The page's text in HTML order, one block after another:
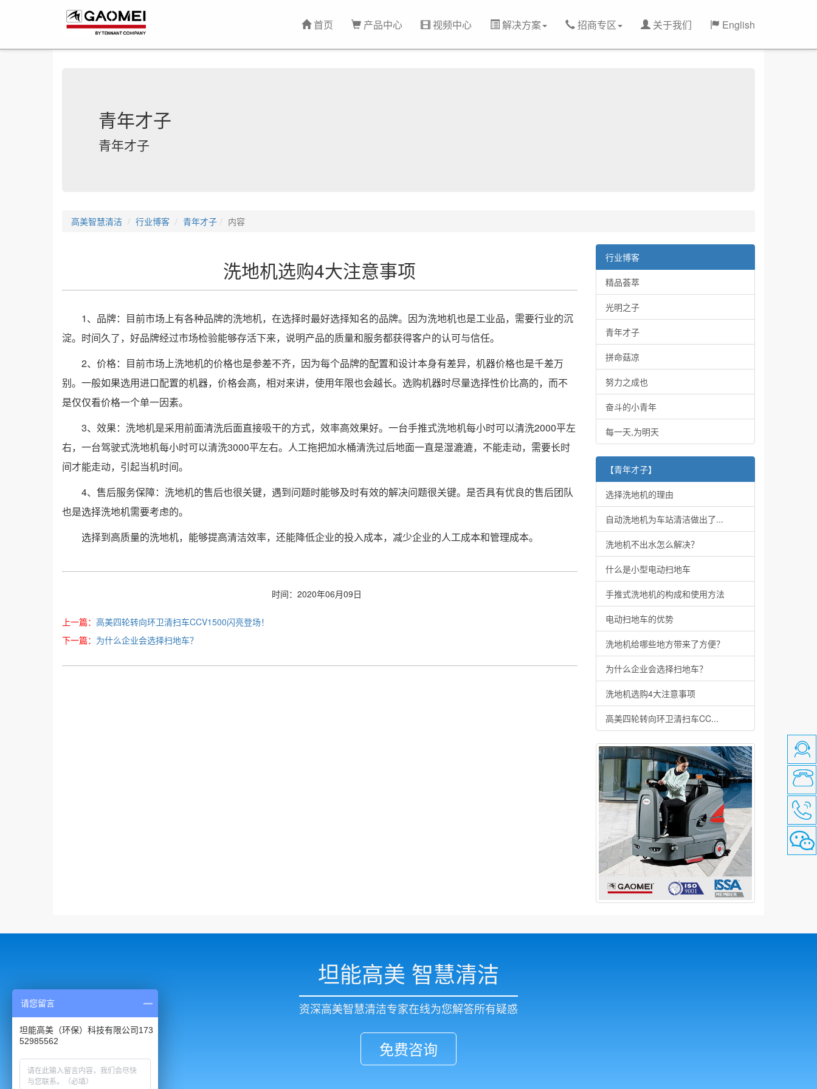
首页 产品中心 视频中心 解决方案 招商专区 关于我们 English
青年才子
青年才子
高美智慧清洁 行业博客 青年才子 内容
洗地机选购4大注意事项
1、品牌：目前市场上有各种品牌的洗地机，在选择时最好选择知名的品牌。因为洗地机也是工业品，需要行业的沉
淀。时间久了，好品牌经过市场检验能够存活下来，说明产品的质量和服务都获得客户的认可与信任。
2、价格：目前市场上洗地机的价格也是参差不齐，因为每个品牌的配置和设计本身有差异，机器价格也是千差万
别。一般如果选用进口配置的机器，价格会高，相对来讲，使用年限也会越长。选购机器时尽量选择性价比高的，而不
是仅仅看价格一个单一因素。
3、效果：洗地机是采用前面清洗后面直接吸干的方式，效率高效果好。一台手推式洗地机每小时可以清洗2000平左
右，一台驾驶式洗地机每小时可以清洗3000平左右。人工拖把加水桶清洗过后地面一直是湿漉漉，不能走动，需要长时
间才能走动，引起当机时间。
4、售后服务保障：洗地机的售后也很关键，遇到问题时能够及时有效的解决问题很关键。是否具有优良的售后团队
也是选择洗地机需要考虑的。
选择到高质量的洗地机，能够提高清洁效率，还能降低企业的投入成本，减少企业的人工成本和管理成本。
时间：2020年06月09日
上一篇： 高美四轮转向环卫清扫车CCV1500闪亮登场！
下一篇： 为什么企业会选择扫地车？
行业博客
精品荟萃
光明之子
青年才子
拼命菇凉
努力之成也
奋斗的小青年
每一天,为明天
【青年才子】
选择洗地机的理由
自动洗地机为车站清洁做出了...
洗地机不出水怎么解决？
什么是小型电动扫地车
手推式洗地机的构成和使用方法
电动扫地车的优势
洗地机给哪些地方带来了方便？
为什么企业会选择扫地车？
洗地机选购4大注意事项
高美四轮转向环卫清扫车CC...
坦能高美 智慧清洁
资深高美智慧清洁专家在线为您解答所有疑惑
免费咨询
请您留言
坦能高美（环保）科技有限公司173
52985562